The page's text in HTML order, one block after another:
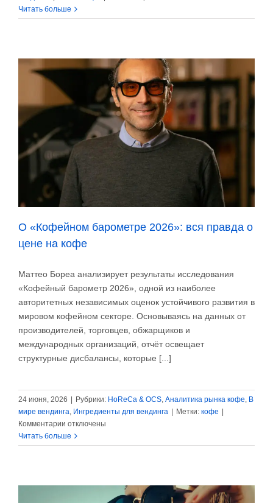
Carte
обновляет
свой
имидж
Читать больше
О «Кофейном барометре 2026»: вся правда о
цене на кофе
Маттео Бореа анализирует результаты исследования
«Кофейный барометр 2026», одной из наиболее
авторитетных независимых оценок устойчивого развития в
мировом кофейном секторе. Основываясь на данных от
производителей, торговцев, обжарщиков и
международных организаций, отчёт освещает
структурные дисбалансы, которые [...]
24 июня, 2026 Рубрики: HoReCa & OCS, Аналитика рынка кофе, В
мире вендинга, Ингредиенты для вендинга Метки: кофе
Комментарии к
записи
О
2026»:
отключены
Читать больше